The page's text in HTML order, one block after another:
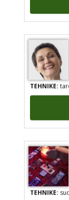
TEHNIKE:
TEHNIKE: